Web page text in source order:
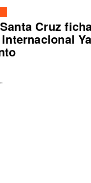
Cruz ficha